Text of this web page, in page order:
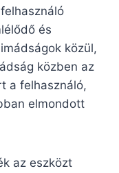
és
közül,
közben az
a felhasználó,
elmondott
az eszközt